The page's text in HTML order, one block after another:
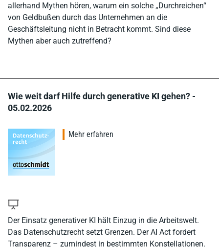
allerhand Mythen hören, warum ein solche „Durchreichen“
von Geldbußen durch das Unternehmen an die
Geschäftsleitung nicht in Betracht kommt. Sind diese
Mythen aber auch zutreffend?
Wie weit darf Hilfe durch generative KI gehen? -
05.02.2026
Der Einsatz generativer KI hält Einzug in die Arbeitswelt.
Das Datenschutzrecht setzt Grenzen. Der AI Act fordert
Transparenz – zumindest in bestimmten Konstellationen.
Mehr erfahren